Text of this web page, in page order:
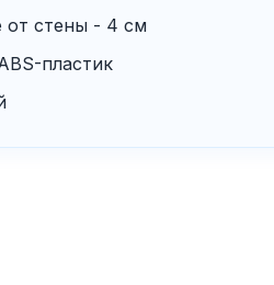
от стены - 4 см
пластик